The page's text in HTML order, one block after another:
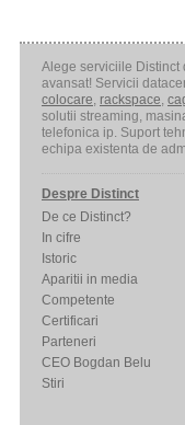
Alege serviciile Distinct
avansat! Servicii
colocare, rackspace,
solutii streaming,
telefonica ip. Suport
echipa existenta de
Despre Distinct
De ce Distinct?
In cifre
Istoric
Aparitii in media
Competente
Certificari
Parteneri
CEO Bogdan Belu
Stiri